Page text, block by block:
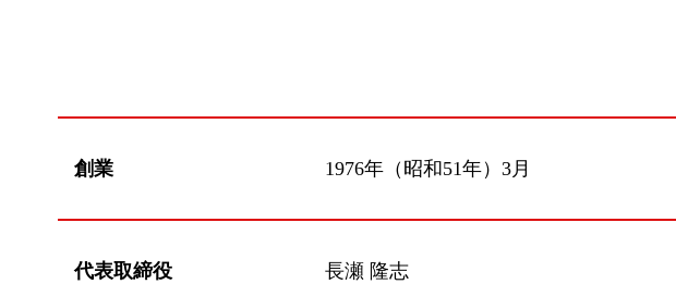
創業 1976年（昭和51年）3月
代表取締役 長瀬 隆志